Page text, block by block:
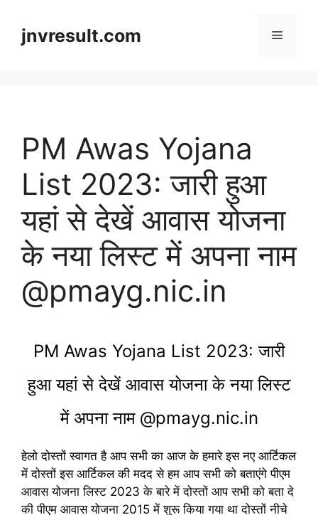
contentjnvresult.com Menu
PM Awas Yojana
List 2023: जारी हुआ
यहां से देखें आवास योजना
के नया लिस्ट में अपना नाम
@pmayg.nic.in
PM Awas Yojana List 2023: जारी
हुआ यहां से देखें आवास योजना के नया लिस्ट
में अपना नाम @pmayg.nic.in
हेलो दोस्तों स्वागत है आप सभी का आज के हमारे इस नए आर्टिकल
में दोस्तों इस आर्टिकल की मदद से हम आप सभी को बताएंगे पीएम
आवास योजना लिस्ट 2023 के बारे में दोस्तों आप सभी को बता दे
की पीएम आवास योजना 2015 में शुरू किया गया था दोस्तों नीचे